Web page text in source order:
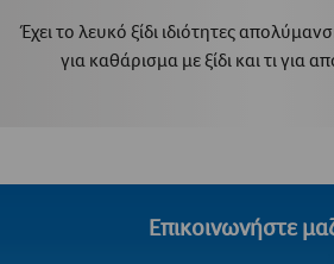
Έχει το λευκό ξίδι ιδιότητες
για καθάρισμα με ξίδι και τι για
Επικοινωνήστε